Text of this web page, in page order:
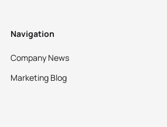
Navigation
Company News
Marketing Blog